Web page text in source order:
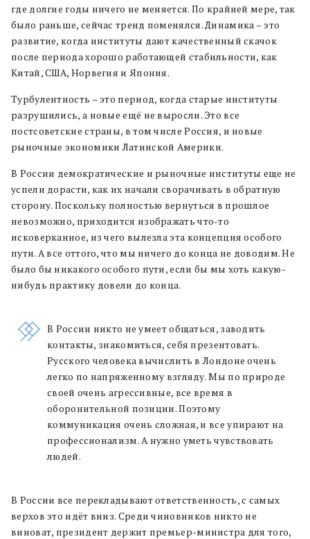
где долгие годы ничего не меняется. По крайней мере, так
было раньше, сейчас тренд поменялся. Динамика – это
развитие, когда институты дают качественный скачок
после периода хорошо работающей стабильности, как
Китай, США, Норвегия и Япония.
Турбулентность – это период, когда старые институты
разрушились, а новые ещё не выросли. Это все
постсоветские страны, в том числе Россия, и новые
рыночные экономики Латинской Америки.
В России демократические и рыночные институты еще не
успели дорасти, как их начали сворачивать в обратную
сторону. Поскольку полностью вернуться в прошлое
невозможно, приходится изображать что-то
исковерканное, из чего вылезла эта концепция особого
пути. А все оттого, что мы ничего до конца не доводим. Не
было бы никакого особого пути, если бы мы хоть какую-
нибудь практику довели до конца.
В России никто не умеет общаться, заводить
контакты, знакомиться, себя презентовать.
Русского человека вычислить в Лондоне очень
легко по напряженному взгляду. Мы по природе
своей очень агрессивные, все время в
оборонительной позиции. Поэтому
коммуникация очень сложная, и все упирают на
профессионализм. А нужно уметь чувствовать
людей.
В России все перекладывают ответственность, с самых
верхов это идёт вниз. Среди чиновников никто не
виноват, президент держит премьер-министра для того,